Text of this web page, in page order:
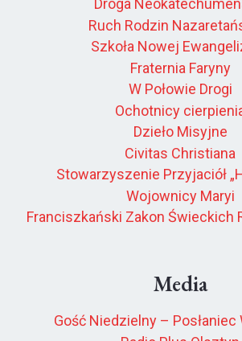
Droga
Ruch Rodzin
Szkoła Nowej
Fraternia Faryny
W Połowie Drogi
Ochotnicy
Dzieło Misyjne
Civitas Christiana
Stowarzyszenie Przyjaciół
Wojownicy Maryi
Franciszkański Zakon Świeckich
Media
Gość Niedzielny – Posłaniec